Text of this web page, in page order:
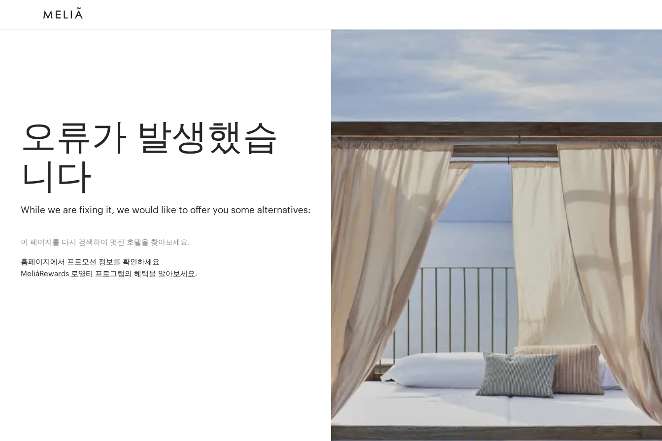
오류가 발생했습
니다
While we are fixing it, we would like to offer you some alternatives:
이 페이지를 다시 검색하여 멋진 호텔을 찾아보세요.
홈페이지에서 프로모션 정보를 확인하세요
MeliáRewards 로열티 프로그램의 혜택을 알아보세요.